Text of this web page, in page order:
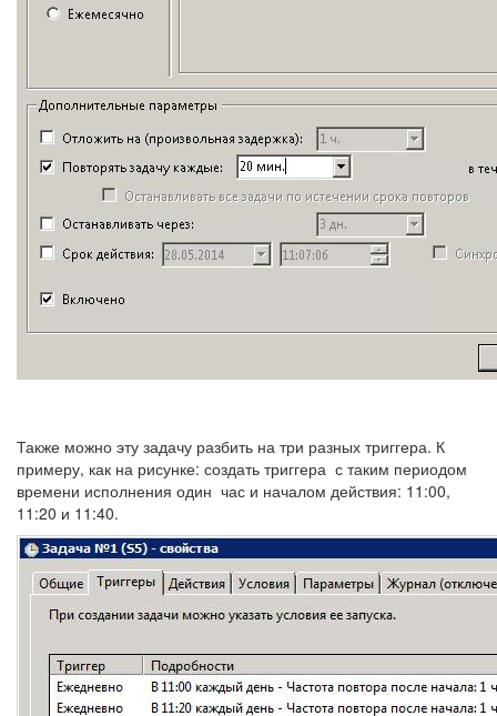
Также можно эту задачу разбить на три разных триггера. К
примеру, как на рисунке: создать триггера с таким периодом
времени исполнения один час и началом действия: 11:00,
11:20 и 11:40.